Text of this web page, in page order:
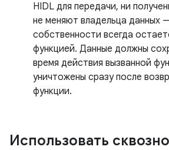
HIDL для передачи, ни
не меняют владельца данных
собственности всегда
функцией. Данные должны
время действия вызванной
уничтожены сразу после
функции.
Использовать